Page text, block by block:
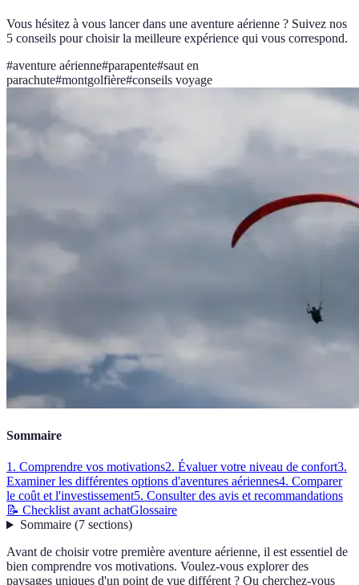
Vous hésitez à vous lancer dans une aventure aérienne ? Suivez nos
5 conseils pour choisir la meilleure expérience qui vous correspond.
#aventure aérienne#parapente#saut en
parachute#montgolfière#conseils voyage
Sommaire
1. Comprendre vos motivations2. Évaluer votre niveau de confort3.
Examiner les différentes options d'aventures aériennes4. Comparer
le coût et l'investissement5. Consulter des avis et recommandations
📝 Checklist avant achatGlossaire
Sommaire(7 sections)
Avant de choisir votre première aventure aérienne, il est essentiel de
bien comprendre vos motivations. Voulez-vous explorer des
paysages uniques d'un point de vue différent ? Ou cherchez-vous